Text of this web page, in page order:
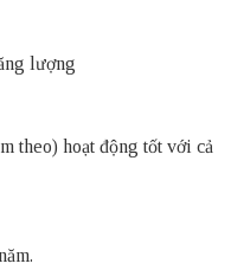
lượng
theo) hoạt động tốt với cả